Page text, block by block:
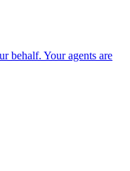
behalf. Your agents are